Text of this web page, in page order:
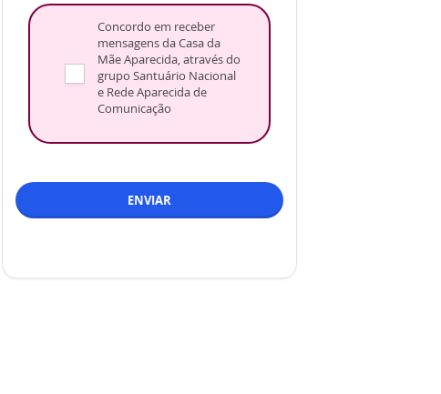
Concordo em receber
mensagens da Casa da
Mãe Aparecida, através do
grupo Santuário Nacional
e Rede Aparecida de
Comunicação
ENVIAR